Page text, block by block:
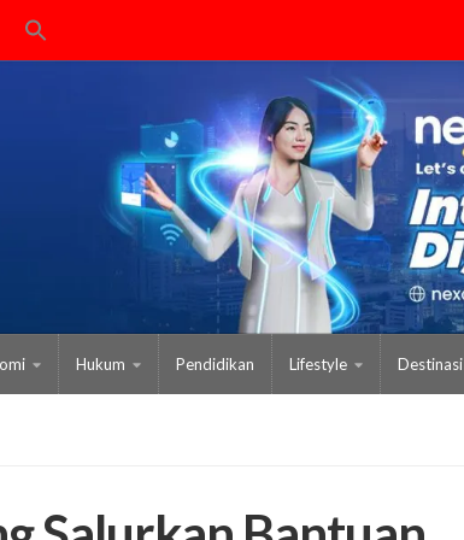
Hukum Pendidikan Lifestyle Destinasi